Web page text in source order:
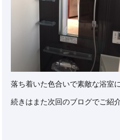
落ち着いた色合いで素敵な浴室
続きはまた次回のブログでご紹